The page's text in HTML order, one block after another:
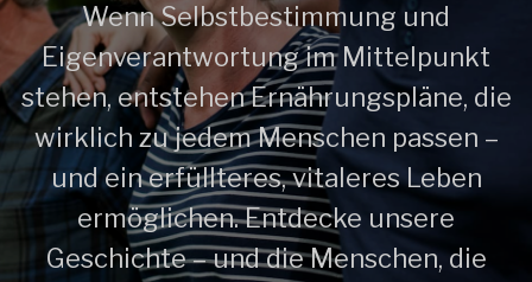
Wenn Selbstbestimmung und
Eigenverantwortung im Mittelpunkt
stehen, entstehen Ernährungspläne, die
wirklich zu jedem Menschen passen –
und ein erfüllteres, vitaleres Leben
ermöglichen. Entdecke unsere
Geschichte – und die Menschen, die